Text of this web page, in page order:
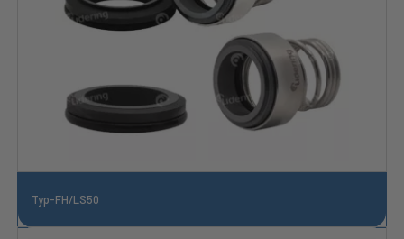
Typ-FH/LS50